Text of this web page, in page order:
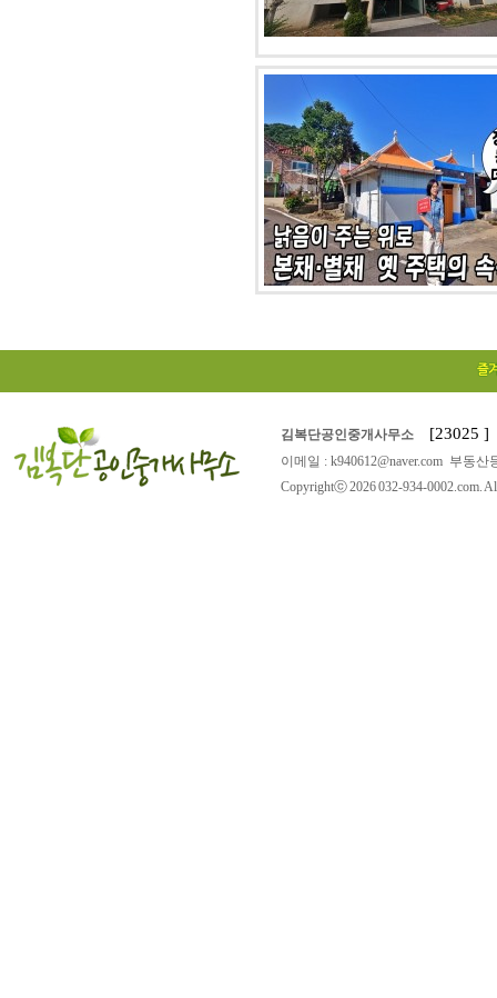
김복단공인중개사무소 [23025 ]
이메일 : k940612@naver.com 부동
Copyrightⓒ 2026 032-934-0002.com.